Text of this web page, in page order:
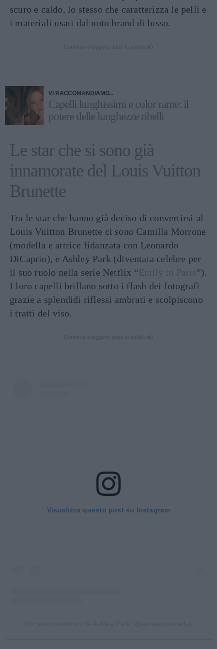
scuro e caldo, lo stesso che caratterizza le pelli e
i materiali usati dal noto brand di lusso.
VI RACCOMANDIAMO...
Capelli lunghissimi e color rame: il
potere delle lunghezze ribelli
Le star che si sono già
innamorate del Louis Vuitton
Brunette
Tra le star che hanno già deciso di convertirsi al
Louis Vuitton Brunette ci sono Camilla Morrone
(modella e attrice fidanzata con Leonardo
DiCaprio), e Ashley Park (diventata celebre per
il suo ruolo nella serie Netflix “Emily in Paris”).
I loro capelli brillano sotto i flash dei fotografi
grazie a splendidi riflessi ambrati e scolpiscono
i tratti del viso.
Visualizza questo post su Instagram